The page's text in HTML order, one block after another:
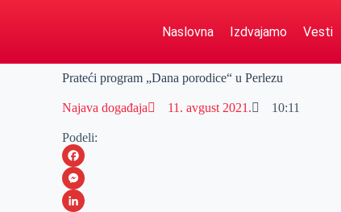
Naslovna Izdvajamo Vesti
Prateći program „Dana porodice“ u Perlezu
Najava događaja 11. avgust 2021. 10:11
Podeli:
F
aM